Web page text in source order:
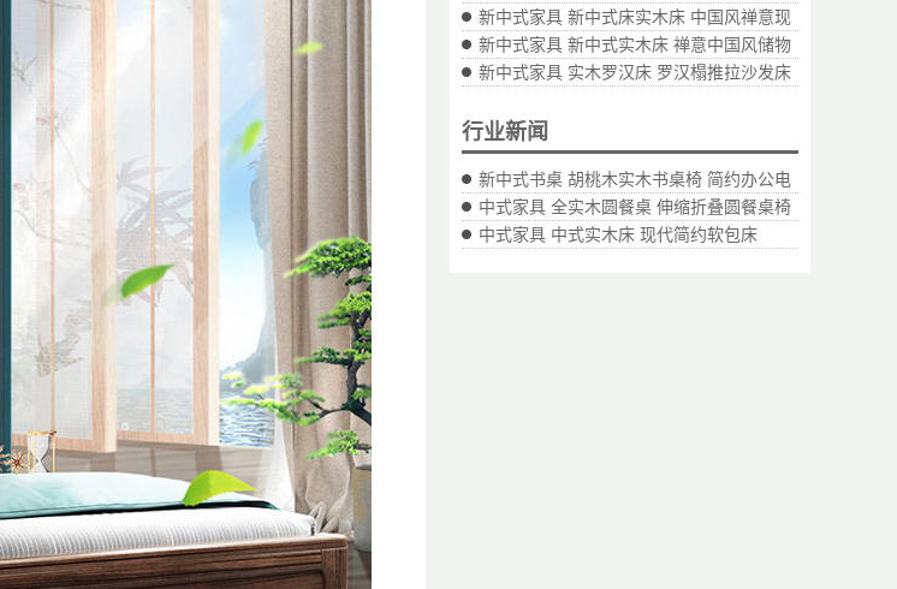
新中式家具 新中式床实木床 中国风禅意现
新中式家具 新中式实木床 禅意中国风储物
新中式家具 实木罗汉床 罗汉榻推拉沙发床
行业新闻
新中式书桌 胡桃木实木书桌椅 简约办公电
中式家具 全实木圆餐桌 伸缩折叠圆餐桌椅
中式家具 中式实木床 现代简约软包床